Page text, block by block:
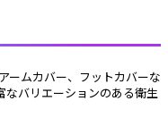
なバリエーションのある衛生